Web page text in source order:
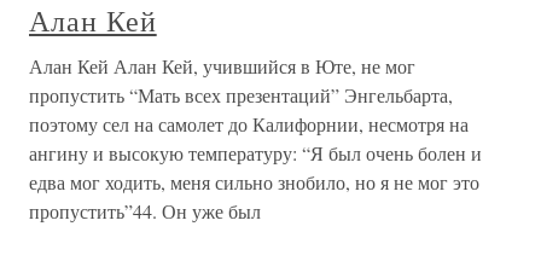
Алан Кей
Алан Кей Алан Кей, учившийся в Юте, не мог
пропустить “Мать всех презентаций” Энгельбарта,
поэтому сел на самолет до Калифорнии, несмотря на
ангину и высокую температуру: “Я был очень болен и
едва мог ходить, меня сильно знобило, но я не мог это
пропустить”44. Он уже был